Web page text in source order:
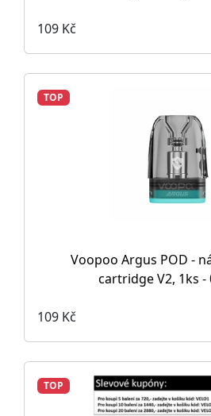
109 Kč
TOP
Voopoo Argus POD -
cartridge V2, 1ks -
109 Kč
TOP